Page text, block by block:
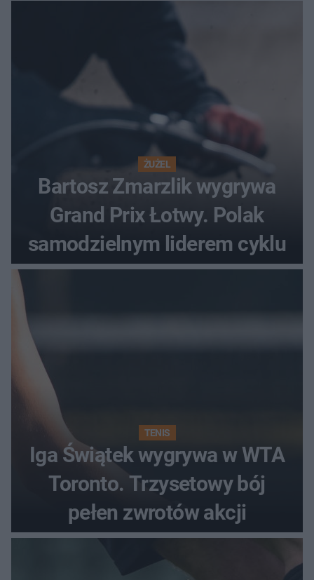
ŻUŻEL
Bartosz Zmarzlik wygrywa
Grand Prix Łotwy. Polak
samodzielnym liderem cyklu
TENIS
Iga Świątek wygrywa w WTA
Toronto. Trzysetowy bój
pełen zwrotów akcji